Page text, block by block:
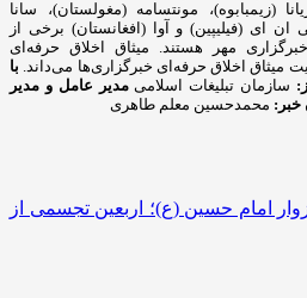
(زیمبابوه)، مونتسامه (مغولستان)، سانا
ای (فیلیپین) و آوا (افغانستان) برخی از
مهر هستند. میثاق اخلاق حرفه‌ای
میثاق اخلاق حرفه‌ای خبرگزاری‌ها می‌داند. با
سازمان تبلیغات اسلامیمدیر عامل و مدیر
خبر: محمدحسین معلم طاهری